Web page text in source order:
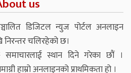
us
डिजिटल न्युज पोर्टल अनलाइन
चलिरहेको छ।
स्थान दिने गरेका छौं ।
हाम्रो अनलाइनको प्राथमिकता हो ।